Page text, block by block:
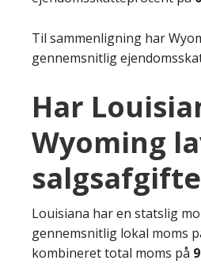
Til sammenligning har
gennemsnitlig
Har
Wyoming
Louisiana har en statslig
gennemsnitlig lokal moms
kombineret total moms på